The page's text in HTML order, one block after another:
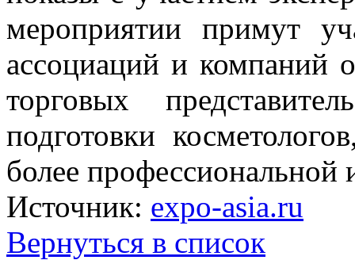
мероприятии примут
ассоциаций и компаний
торговых
подготовки
более профессиональной
Источник: expo-asia.ru
Вернуться в список